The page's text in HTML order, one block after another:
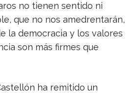
no tienen sentido ni
que no nos amedrentarán,
la democracia y los valores
son más firmes que
ha remitido un